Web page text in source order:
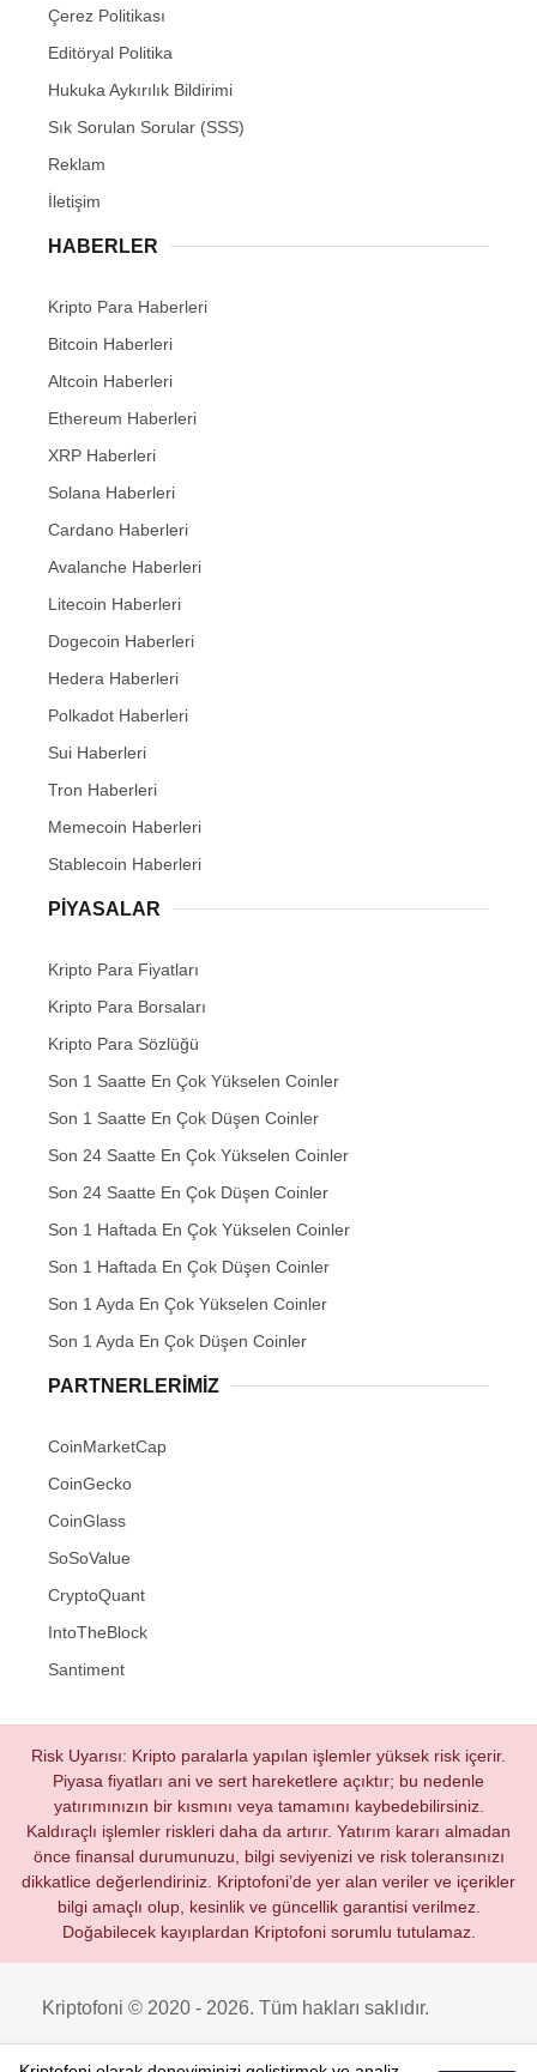
Çerez Politikası
Editöryal Politika
Hukuka Aykırılık Bildirimi
Sık Sorulan Sorular (SSS)
Reklam
İletişim
HABERLER
Kripto Para Haberleri
Bitcoin Haberleri
Altcoin Haberleri
Ethereum Haberleri
XRP Haberleri
Solana Haberleri
Cardano Haberleri
Avalanche Haberleri
Litecoin Haberleri
Dogecoin Haberleri
Hedera Haberleri
Polkadot Haberleri
Sui Haberleri
Tron Haberleri
Memecoin Haberleri
Stablecoin Haberleri
PIYASALAR
Kripto Para Fiyatları
Kripto Para Borsaları
Kripto Para Sözlüğü
Son 1 Saatte En Çok Yükselen Coinler
Son 1 Saatte En Çok Düşen Coinler
Son 24 Saatte En Çok Yükselen Coinler
Son 24 Saatte En Çok Düşen Coinler
Son 1 Haftada En Çok Yükselen Coinler
Son 1 Haftada En Çok Düşen Coinler
Son 1 Ayda En Çok Yükselen Coinler
Son 1 Ayda En Çok Düşen Coinler
PARTNERLERIMIZ
CoinMarketCap
CoinGecko
CoinGlass
SoSoValue
CryptoQuant
IntoTheBlock
Santiment
Risk Uyarısı: Kripto paralarla yapılan işlemler yüksek risk içerir.
Piyasa fiyatları ani ve sert hareketlere açıktır; bu nedenle
yatırımınızın bir kısmını veya tamamını kaybedebilirsiniz.
Kaldıraçlı işlemler riskleri daha da artırır. Yatırım kararı almadan
önce finansal durumunuzu, bilgi seviyenizi ve risk toleransınızı
dikkatlice değerlendiriniz. Kriptofoni’de yer alan veriler ve içerikler
bilgi amaçlı olup, kesinlik ve güncellik garantisi verilmez.
Doğabilecek kayıplardan Kriptofoni sorumlu tutulamaz.
Kriptofoni © 2020 - 2026. Tüm hakları saklıdır.